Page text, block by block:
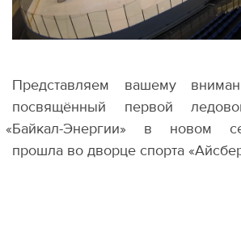
Представляем вашему
посвящённый первой
«Байкал-Энергии» в новом
прошла во дворце спорта «